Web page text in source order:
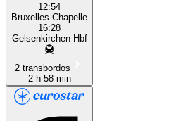
12:54
Bruxelles-Chapelle
16:28
Gelsenkirchen Hbf
2 transbordos
2 h 58 min